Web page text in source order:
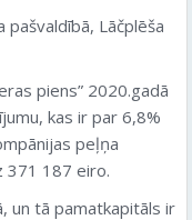
Lāčplēša
piens” 2020.gadā
kas ir par 6,8%
peļņa
371 187 eiro.
un tā pamatkapitāls ir